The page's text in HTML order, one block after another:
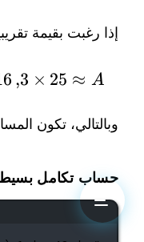
إذا رغبت بقيمة
A
≈
25
×
3
,
وبالتالي، تكون
حساب تكامل